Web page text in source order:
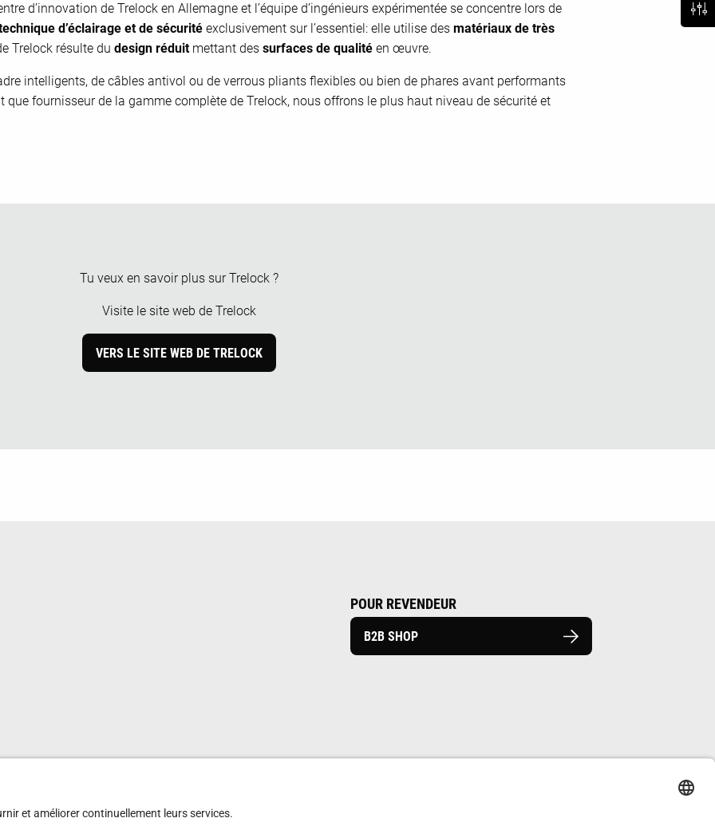
d’innovation de Trelock en Allemagne et l’équipe d’ingénieurs expérimentée se concentre lors de
d’éclairage et de sécurité exclusivement sur l’essentiel: elle utilise des matériaux de très
Trelock résulte du design réduitmettant des surfaces de qualité en œuvre.
intelligents, de câbles antivol ou de verrous pliants flexibles ou bien de phares avant performants
que fournisseur de la gamme complète de Trelock, nous offrons le plus haut niveau de sécurité et
Tu veux en savoir plus sur Trelock ?
Visite le site web de Trelock
VERS LE SITE WEB DE TRELOCK
POUR REVENDEUR
B2B SHOP